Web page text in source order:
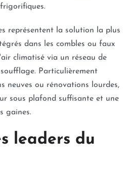
représentent la solution la plus
dans les combles ou faux
climatisé via un réseau de
Particulièrement
neuves ou rénovations lourdes,
sous plafond suffisante et une
gaines.
leaders du